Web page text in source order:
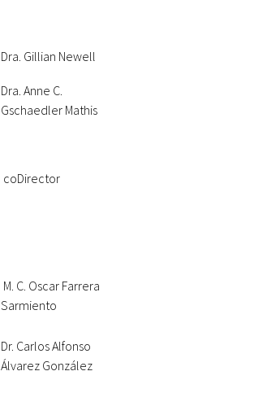
Dra. Gillian Newell
Dra. Anne C.
Gschaedler Mathis
coDirector
M. C. Oscar Farrera
Sarmiento
Dr. Carlos Alfonso
Álvarez González